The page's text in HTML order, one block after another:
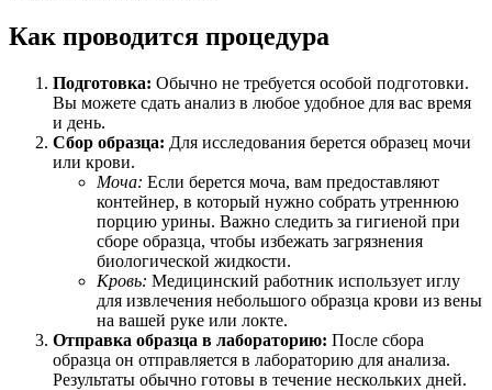
Как проводится процедура
Подготовка: Обычно не требуется особой подготовки.
Вы можете сдать анализ в любое удобное для вас время
и день.
Сбор образца: Для исследования берется образец мочи
или крови.
Моча: Если берется моча, вам предоставляют
контейнер, в который нужно собрать утреннюю
порцию урины. Важно следить за гигиеной при
сборе образца, чтобы избежать загрязнения
биологической жидкости.
Кровь: Медицинский работник использует иглу
для извлечения небольшого образца крови из вены
на вашей руке или локте.
Отправка образца в лабораторию: После сбора
образца он отправляется в лабораторию для анализа.
Результаты обычно готовы в течение нескольких дней.